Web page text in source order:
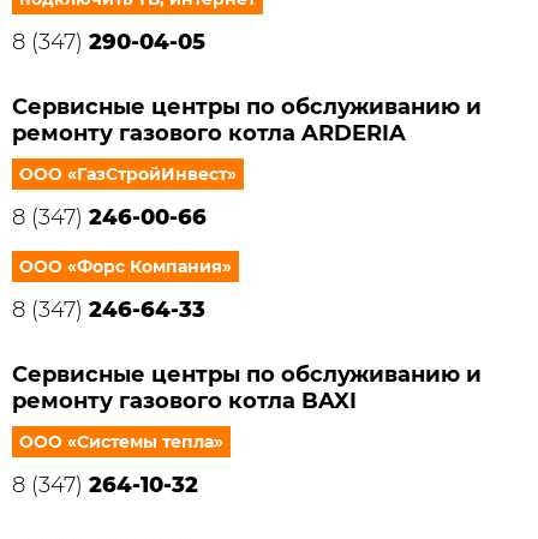
8 (347) 290-04-05
Сервисные центры по обслуживанию и
ремонту газового котла ARDERIA
ООО «ГазСтройИнвест»
8 (347) 246-00-66
ООО «Форс Компания»
8 (347) 246-64-33
Сервисные центры по обслуживанию и
ремонту газового котла BAXI
ООО «Системы тепла»
8 (347) 264-10-32